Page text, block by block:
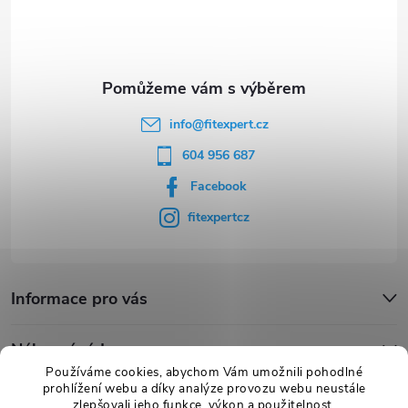
Používáme cookies, abychom Vám umožnili pohodlné
prohlížení webu a díky analýze provozu webu neustále
info@fitexpert.cz
604 956 687
Facebook
fitexpertcz
Informace pro vás
Nákupní rádce
Novinky